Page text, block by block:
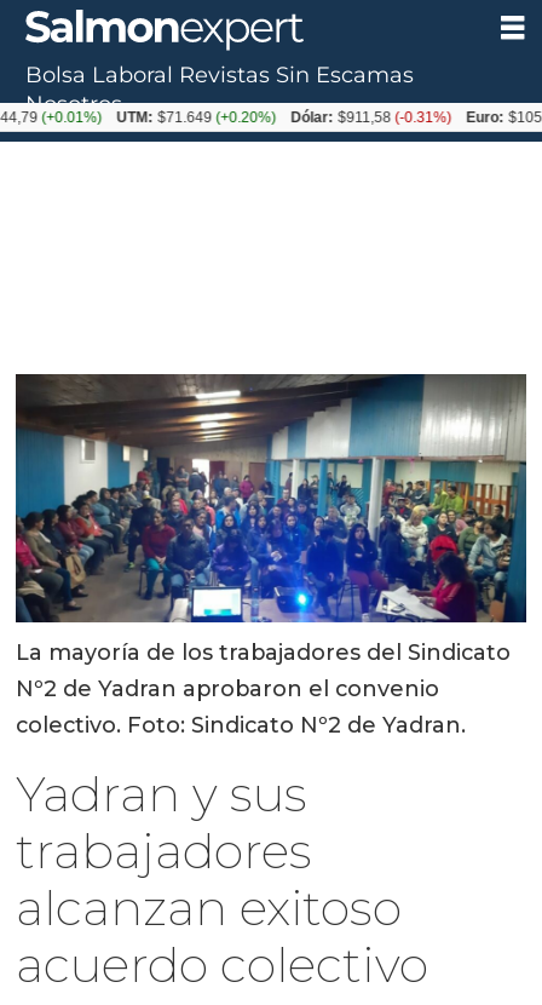
La mayoría de los trabajadores del Sindicato
Nº2 de Yadran aprobaron el convenio
colectivo. Foto: Sindicato Nº2 de Yadran.
Yadran y sus
trabajadores
alcanzan exitoso
acuerdo colectivo
Bolsa Laboral Revistas Sin Escamas
Nosotros
UTM: $71.649(+0.20%) Dólar: $911,58(-0.31%) Euro: $1053,36(-